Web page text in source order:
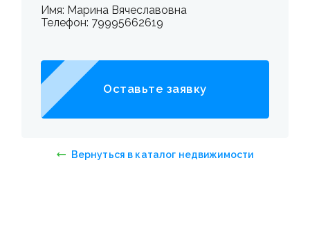
Имя: Марина Вячеславовна
Телефон: 79995662619
Оставьте заявку
Вернуться в каталог недвижимости